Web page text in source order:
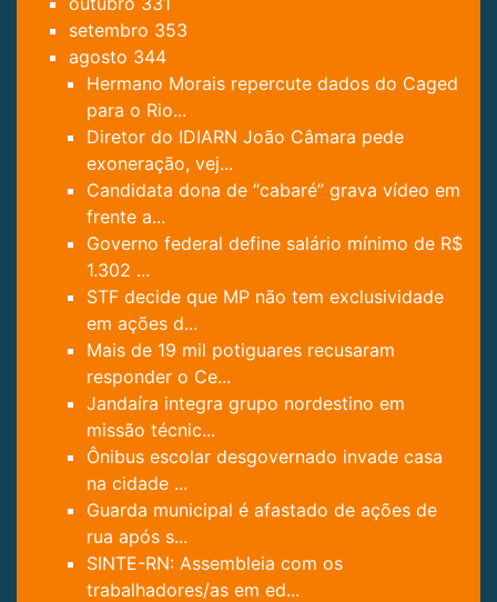
setembro 353
agosto 344
Hermano Morais repercute dados do Caged
para o Rio...
Diretor do IDIARN João Câmara pede
exoneração, vej...
Candidata dona de “cabaré” grava vídeo em
frente a...
Governo federal define salário mínimo de R$
1.302 ...
STF decide que MP não tem exclusividade
em ações d...
Mais de 19 mil potiguares recusaram
responder o Ce...
Jandaíra integra grupo nordestino em
missão técnic...
Ônibus escolar desgovernado invade casa
na cidade ...
Guarda municipal é afastado de ações de
rua após s...
SINTE-RN: Assembleia com os
trabalhadores/as em ed...